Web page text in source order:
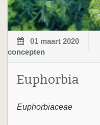
01 maart 2020
concepten
Euphorbia
Euphorbiaceae